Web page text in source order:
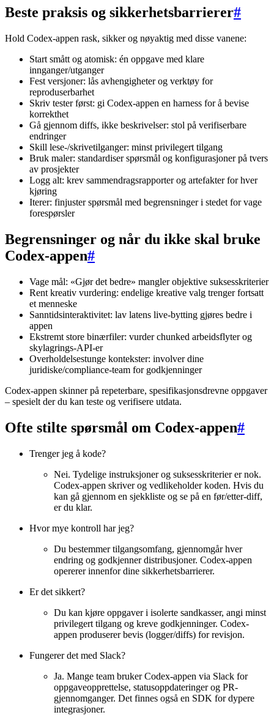
Beste praksis og sikkerhetsbarrierer#
Hold Codex-appen rask, sikker og nøyaktig med disse vanene:
Start smått og atomisk: én oppgave med klare
innganger/utganger
Fest versjoner: lås avhengigheter og verktøy for
reproduserbarhet
Skriv tester først: gi Codex-appen en harness for å bevise
korrekthet
Gå gjennom diffs, ikke beskrivelser: stol på verifiserbare
endringer
Skill lese-/skrivetilganger: minst privilegert tilgang
Bruk maler: standardiser spørsmål og konfigurasjoner på tvers
av prosjekter
Logg alt: krev sammendragsrapporter og artefakter for hver
kjøring
Iterer: finjuster spørsmål med begrensninger i stedet for vage
forespørsler
Begrensninger og når du ikke skal bruke
Codex-appen#
Vage mål: «Gjør det bedre» mangler objektive suksesskriterier
Rent kreativ vurdering: endelige kreative valg trenger fortsatt
et menneske
Sanntidsinteraktivitet: lav latens live-bytting gjøres bedre i
appen
Ekstremt store binærfiler: vurder chunked arbeidsflyter og
skylagrings-API-er
Overholdelsestunge kontekster: involver dine
juridiske/compliance-team for godkjenninger
Codex-appen skinner på repeterbare, spesifikasjonsdrevne oppgaver
– spesielt der du kan teste og verifisere utdata.
Ofte stilte spørsmål om Codex-appen#
Trenger jeg å kode?
Nei. Tydelige instruksjoner og suksesskriterier er nok.
Codex-appen skriver og vedlikeholder koden. Hvis du
kan gå gjennom en sjekkliste og se på en før/etter-diff,
er du klar.
Hvor mye kontroll har jeg?
Du bestemmer tilgangsomfang, gjennomgår hver
endring og godkjenner distribusjoner. Codex-appen
opererer innenfor dine sikkerhetsbarrierer.
Er det sikkert?
Du kan kjøre oppgaver i isolerte sandkasser, angi minst
privilegert tilgang og kreve godkjenninger. Codex-
appen produserer bevis (logger/diffs) for revisjon.
Fungerer det med Slack?
Ja. Mange team bruker Codex-appen via Slack for
oppgaveopprettelse, statusoppdateringer og PR-
gjennomganger. Det finnes også en SDK for dypere
integrasjoner.